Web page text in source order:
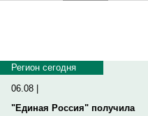
Регион сегодня
06.08 |
"Единая Россия" получила